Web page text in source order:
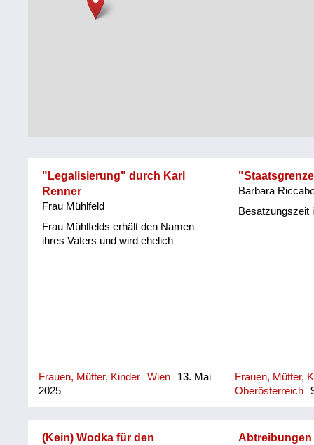
Staatsvertrag
sonstiges
"Legalisierung" durch Karl
Renner
Frau Mühlfeld
Frau Mühlfelds erhält den Namen
ihres Vaters und wird ehelich
Frauen, Mütter, Kinder Wien
13. Mai
2025
Barbara
Besatzungszeit
Frauen, Mütter,
Oberösterreich
(Kein) Wodka für den
Abtreibungen